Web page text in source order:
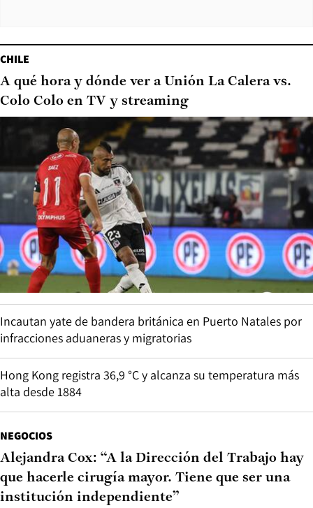
CHILE
A qué hora y dónde ver a Unión La Calera vs.
Colo Colo en TV y streaming
Incautan yate de bandera británica en Puerto Natales por
infracciones aduaneras y migratorias
Hong Kong registra 36,9 °C y alcanza su temperatura más
alta desde 1884
NEGOCIOS
Alejandra Cox: “A la Dirección del Trabajo hay
que hacerle cirugía mayor. Tiene que ser una
institución independiente”